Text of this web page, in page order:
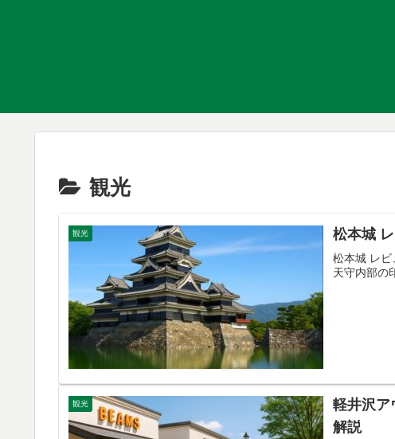
観光
観光 松本城
松本城 レビ
天守内部の
観光
軽井沢ア
解説